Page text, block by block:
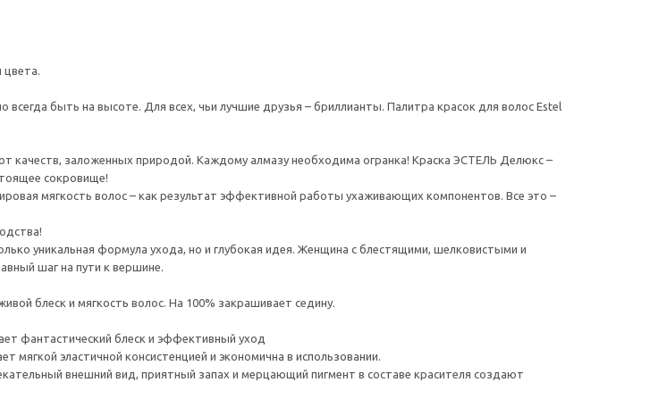
цвета.
быть на высоте. Для всех, чьи лучшие друзья – бриллианты. Палитра красок для волос Estel
качеств, заложенных природой. Каждому алмазу необходима огранка! Краска ЭСТЕЛЬ Делюкс –
сокровище!
мягкость волос – как результат эффективной работы ухаживающих компонентов. Все это –
уникальная формула ухода, но и глубокая идея. Женщина с блестящими, шелковистыми и
шаг на пути к вершине.
блеск и мягкость волос. На 100% закрашивает седину.
фантастический блеск и эффективный уход
эластичной консистенцией и экономична в использовании.
внешний вид, приятный запах и мерцающий пигмент в составе красителя создают